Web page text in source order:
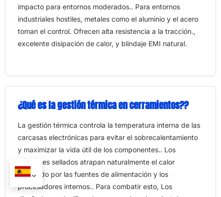
impacto para entornos moderados.. Para entornos
industriales hostiles, metales como el aluminio y el acero
toman el control. Ofrecen alta resistencia a la tracción.,
excelente disipación de calor, y blindaje EMI natural.
¿Qué es la gestión térmica en cerramientos??
La gestión térmica controla la temperatura interna de las
carcasas electrónicas para evitar el sobrecalentamiento
y maximizar la vida útil de los componentes.. Los
gabinetes sellados atrapan naturalmente el calor
generado por las fuentes de alimentación y los
procesadores internos.. Para combatir esto, Los